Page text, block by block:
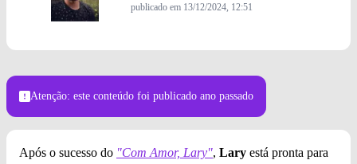
publicado em 13/12/2024, 12:51
Atenção: este conteúdo foi publicado ano passado
Após o sucesso do "Com Amor, Lary", Lary está pronta para